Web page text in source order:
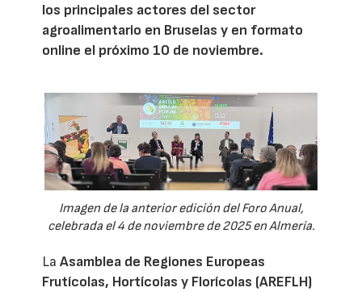
los principales actores del sector
agroalimentario en Bruselas y en formato
online el próximo 10 de noviembre.
Imagen de la anterior edición del Foro Anual,
celebrada el 4 de noviembre de 2025 en Almería.
LaAsamblea de Regiones Europeas
Frutícolas, Hortícolas y Florícolas (AREFLH)